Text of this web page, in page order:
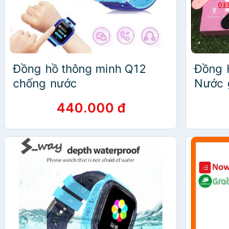
Đồng hồ thông minh Q12
chống nước
440.000 đ
Đồng
Nước